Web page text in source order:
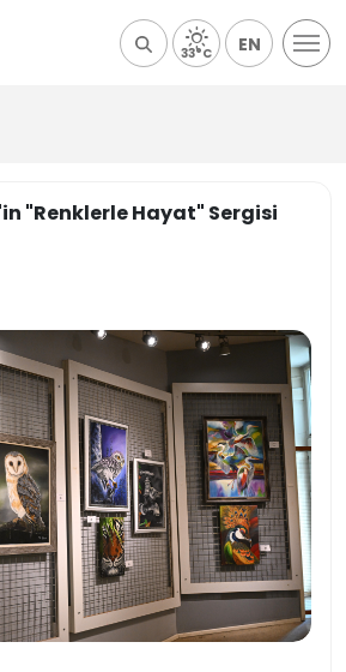
33°C EN
"Renklerle Hayat" Sergisi